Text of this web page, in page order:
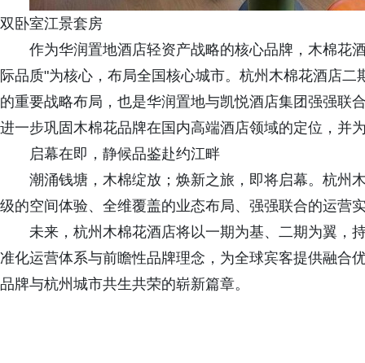
双卧室江景套房
作为华润置地酒店轻资产战略的核心品牌，木棉花
际品质"为核心，布局全国核心城市。杭州木棉花酒店
的重要战略布局，也是华润置地与凯悦酒店集团强强联
进一步巩固木棉花品牌在国内高端酒店领域的定位，并
启幕在即，静候品鉴赴约江畔
潮涌钱塘，木棉绽放；焕新之旅，即将启幕。杭州
级的空间体验、全维覆盖的业态布局、强强联合的运营
未来，杭州木棉花酒店将以一期为基、二期为翼，
准化运营体系与前瞻性品牌理念，为全球宾客提供融合
品牌与杭州城市共生共荣的崭新篇章。